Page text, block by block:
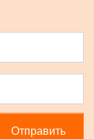
Отправить